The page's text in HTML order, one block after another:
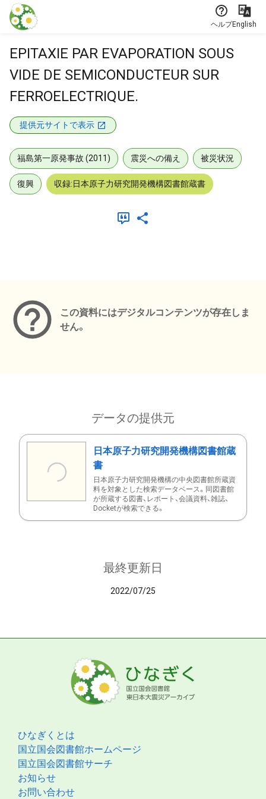
本文に飛ぶ
ヘルプEnglish
EPITAXIE PAR EVAPORATION SOUS
VIDE DE SEMICONDUCTEUR SUR
FERROELECTRIQUE.
提供元サイトで表示
福島第一原発事故 (2011) 震災への備え 被災状況
復興 収録:日本原子力研究開発機構図書館蔵書
この資料にはデジタルコンテンツが存在しま
せん。
データの提供元
日本原子力研究開発機構図書館蔵
書
日本原子力研究開発機構の中央図書館所蔵資
料を対象とした検索データベース。同図書館
が所蔵する図書、レポート、会議資料、雑誌、
Docketが検索できる。
最終更新日
2022/07/25
ひなぎくとは
国立国会図書館ホームページ
国立国会図書館サーチ
お知らせ
お問い合わせ